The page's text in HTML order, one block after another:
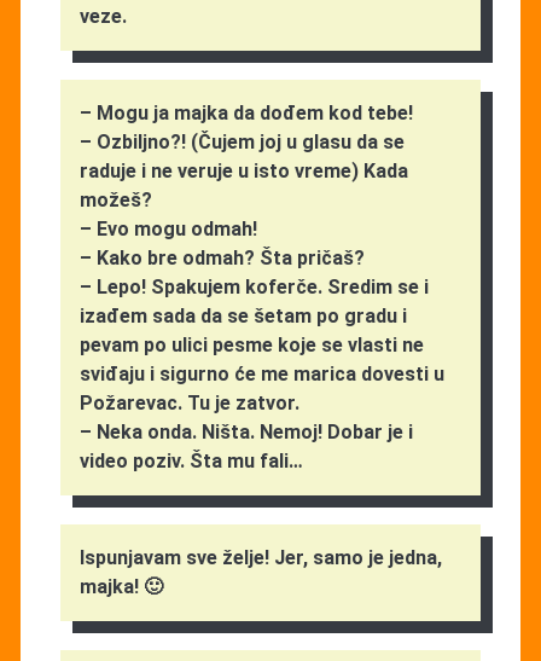
veze.
– Mogu ja majka da dođem kod tebe!
– Ozbiljno?! (Čujem joj u glasu da se
raduje i ne veruje u isto vreme) Kada
možeš?
– Evo mogu odmah!
– Kako bre odmah? Šta pričaš?
– Lepo! Spakujem koferče. Sredim se i
izađem sada da se šetam po gradu i
pevam po ulici pesme koje se vlasti ne
sviđaju i sigurno će me marica dovesti u
Požarevac. Tu je zatvor.
– Neka onda. Ništa. Nemoj! Dobar je i
video poziv. Šta mu fali…
Ispunjavam sve želje! Jer, samo je jedna,
majka! 🙂